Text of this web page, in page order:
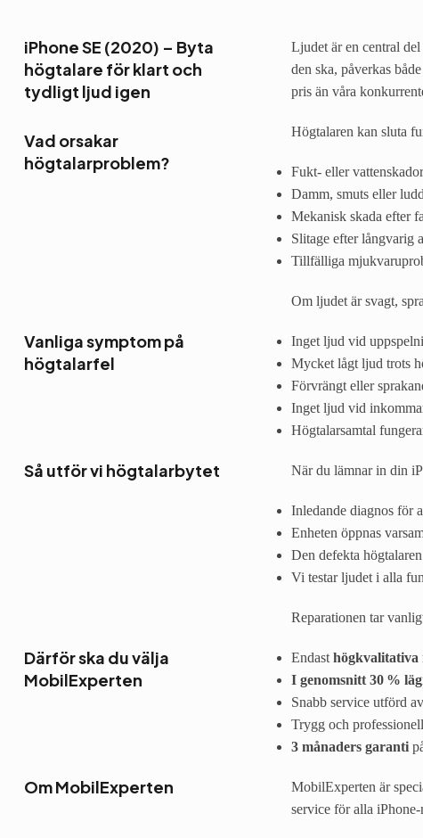
iPhone SE (2020) – Byta
högtalare för klart och
tydligt ljud igen
Ljudet är en central
den ska, påverkas
pris än våra
Vad orsakar
högtalarproblem?
Högtalaren kan sluta
Fukt- eller
Damm, smuts eller
Mekanisk skada efter
Slitage efter långvarig
Tillfälliga
Om ljudet är svagt,
Vanliga symptom på
högtalarfel
Inget ljud vid
Mycket lågt ljud trots
Förvrängt eller
Inget ljud vid
Högtalarsamtal
Så utför vi högtalarbytet När du lämnar in din
Inledande diagnos för
Enheten öppnas
Den defekta
Vi testar ljudet i alla
Reparationen tar
Därför ska du välja
MobilExperten
Endast högkvalitativa
I genomsnitt 30 %
Snabb service utförd av
Trygg och
3 månaders garanti
Om MobilExperten
MobilExperten är
service för alla